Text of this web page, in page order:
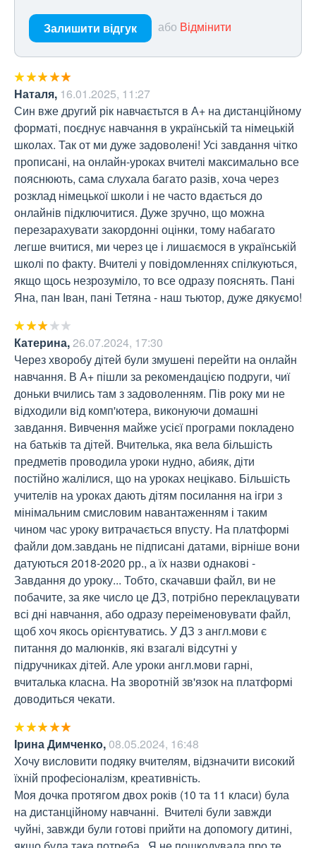
Залишити відгук або Відмінити
Наталя, 16.01.2025, 11:27
Син вже другий рік навчаєтьтся в А+ на дистанційному
форматі, поєднує навчання в українській та німецькій
школах. Так от ми дуже задоволені! Усі завдання чітко
прописані, на онлайн-уроках вчителі максимально все
пояснюють, сама слухала багато разів, хоча через
розклад німецької школи і не часто вдається до
онлайнів підключитися. Дуже зручно, що можна
перезарахувати закордонні оцінки, тому набагато
легше вчитися, ми через це і лишаємося в українській
школі по факту. Вчителі у повідомленнях спілкуються,
якщо щось незрозуміло, то все одразу пояснять. Пані
Яна, пан Іван, пані Тетяна - наш тьютор, дуже дякуємо!
Катерина,26.07.2024, 17:30
Через хворобу дітей були змушені перейти на онлайн
навчання. В А+ пішли за рекомендацією подруги, чиї
доньки вчились там з задоволенням. Пів року ми не
відходили від комп'ютера, виконуючи домашні
завдання. Вивчення майже усієї програми покладено
на батьків та дітей. Вчителька, яка вела більшість
предметів проводила уроки нудно, абияк, діти
постійно жалілися, що на уроках нецікаво. Більшість
учителів на уроках дають дітям посилання на ігри з
мінімальним смисловим навантаженням і таким
чином час уроку витрачається впусту. На платформі
файли дом.завдань не підписані датами, вірніше вони
датуються 2018-2020 рр., а їх назви однакові -
Завдання до уроку... Тобто, скачавши файл, ви не
побачите, за яке число це ДЗ, потрібно переклацувати
всі дні навчання, або одразу переіменовувати файл,
щоб хоч якось орієнтуватись. У ДЗ з англ.мови є
питання до малюнків, які взагалі відсутні у
підручниках дітей. Але уроки англ.мови гарні,
вчиталька класна. На зворотній зв'язок на платформі
доводиться чекати.
Ірина Димченко,08.05.2024, 16:48
Хочу висловити подяку вчителям, відзначити високий
їхній професіоналізм, креативність.
Моя дочка протягом двох років (10 та 11 класи) була
на дистанційному навчанні.  Вчителі були завжди
чуйні, завжди були готові прийти на допомогу дитині,